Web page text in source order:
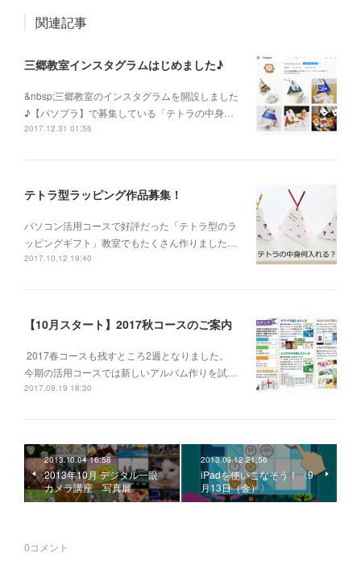
関連記事
三郷教室インスタグラムはじめました♪
&nbsp;三郷教室のインスタグラムを開設しました
♪【パソプラ】で募集している「テトラの中身…
2017.12.31 01:56
テトラ型ラッピング作品募集！
パソコン活用コースで好評だった「テトラ型のラ
ッピングギフト」教室でもたくさん作りました…
2017.10.12 19:40
【10月スタート】2017秋コースのご案内
2017春コースも残すところ2週となりました。
今期の活用コースでは新しいアルバム作りを試…
2017.09.19 18:30
2013.10.04 16:58
2013年10月 デジタル一眼
カメラ講座 写真展
2013.09.12 21:56
iPadを使いこなそう！〈9
月13日（金）〉
0コメント